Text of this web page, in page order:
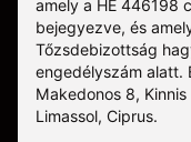
amely a ΗΕ 446198
bejegyezve, és
Tőzsdebizottság
engedélyszám alatt.
Makedonos 8,
Limassol, Ciprus.